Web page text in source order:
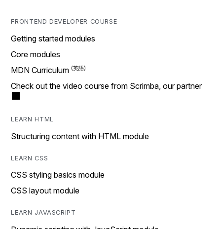
FRONTEND DEVELOPER COURSE
Getting started modules
Core modules
MDN Curriculum
Check out the video course from Scrimba, our partner
LEARN HTML
Structuring content with HTML module
LEARN CSS
CSS styling basics module
CSS layout module
LEARN JAVASCRIPT